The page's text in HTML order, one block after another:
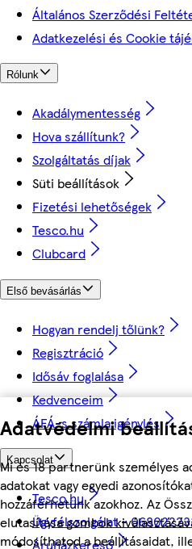
Adatvédelmi
Mi és 18 partnerünk személyes
adatokat vagy egyedi
hozzáférhetünk azokhoz. Az
elutasítása gombok
módosíthatod a beállításaidat,
Általános Szerződési
Adatkezelési és Cookie
Rólunk
Akadálymentesség
Hova szállítunk?
Szolgáltatás díjak
Süti beállítások
Fizetési lehetőségek
Tesco.hu
Clubcard
Első bevásárlás
Hogyan rendelj tőlünk?
Regisztráció
Idősáv foglalása
Kedvenceim
ÁFÁ-s számla igénylés
Kapcsolat
Tesco.hu
Ügyfélszolgálat -
Áruházkereső